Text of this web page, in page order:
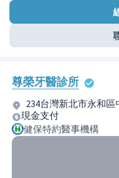
尊榮牙醫診所
234台灣新北市永和區
現金支付
健保特約醫事機構